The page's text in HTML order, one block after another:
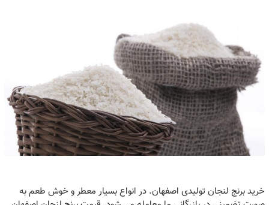
خرید برنج لنجان تولیدی اصفهان. در انواع بسیار معطر و خوش طعم به